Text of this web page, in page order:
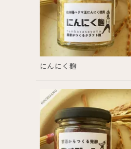
にんにく麹